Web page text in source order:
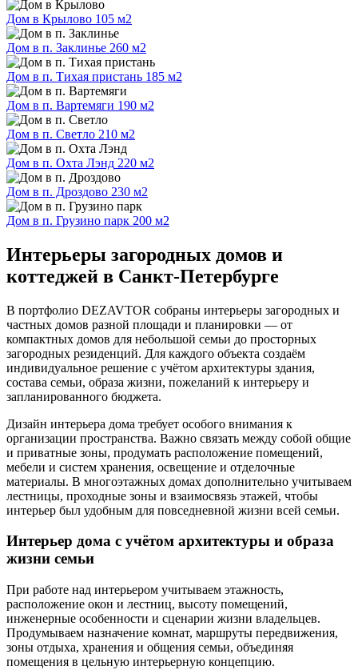
Дом в Крылово 105 м2
Дом в п. Заклинье 260 м2
Дом в п. Тихая пристань 185 м2
Дом в п. Вартемяги 190 м2
Дом в п. Светло 210 м2
Дом в п. Охта Лэнд 220 м2
Дом в п. Дроздово 230 м2
Дом в п. Грузино парк 200 м2
Интерьеры загородных домов и
коттеджей в Санкт-Петербурге
В портфолио DEZAVTOR собраны интерьеры загородных и
частных домов разной площади и планировки — от
компактных домов для небольшой семьи до просторных
загородных резиденций. Для каждого объекта создаём
индивидуальное решение с учётом архитектуры здания,
состава семьи, образа жизни, пожеланий к интерьеру и
запланированного бюджета.
Дизайн интерьера дома требует особого внимания к
организации пространства. Важно связать между собой общие
и приватные зоны, продумать расположение помещений,
мебели и систем хранения, освещение и отделочные
материалы. В многоэтажных домах дополнительно учитываем
лестницы, проходные зоны и взаимосвязь этажей, чтобы
интерьер был удобным для повседневной жизни всей семьи.
Интерьер дома с учётом архитектуры и образа
жизни семьи
При работе над интерьером учитываем этажность,
расположение окон и лестниц, высоту помещений,
инженерные особенности и сценарии жизни владельцев.
Продумываем назначение комнат, маршруты передвижения,
зоны отдыха, хранения и общения семьи, объединяя
помещения в цельную интерьерную концепцию.